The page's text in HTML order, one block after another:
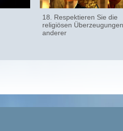
18. Respektieren Sie die
religiösen Überzeugungen
anderer